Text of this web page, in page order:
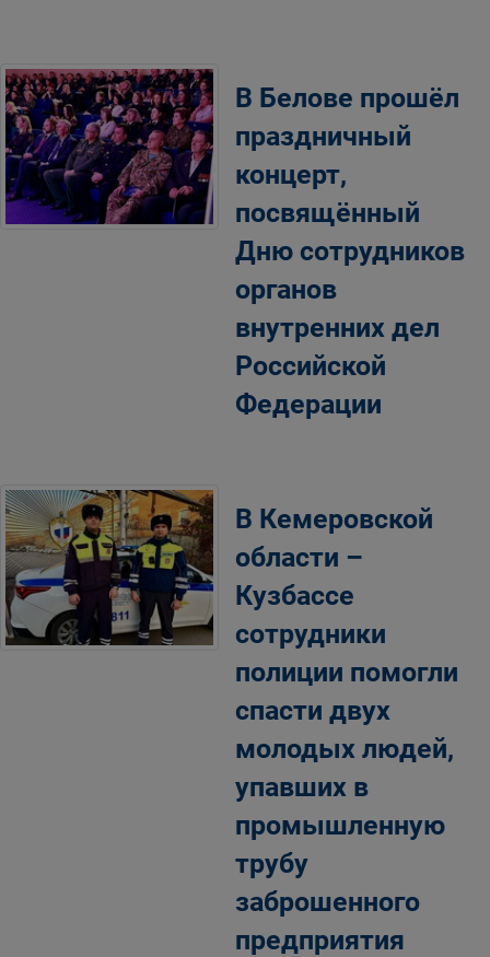
В Белове прошёл
праздничный
концерт,
посвящённый
Дню сотрудников
органов
внутренних дел
Российской
Федерации
В Кемеровской
области –
Кузбассе
сотрудники
полиции помогли
спасти двух
молодых людей,
упавших в
промышленную
трубу
заброшенного
предприятия